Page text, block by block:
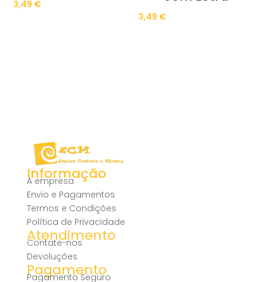
3,49 €
3,49 €
Informação
A empresa
Envio e Pagamentos
Termos e Condições
Política de Privacidade
Atendimento
Contate-nos
Devoluções
Pagamento
Pagamento Seguro